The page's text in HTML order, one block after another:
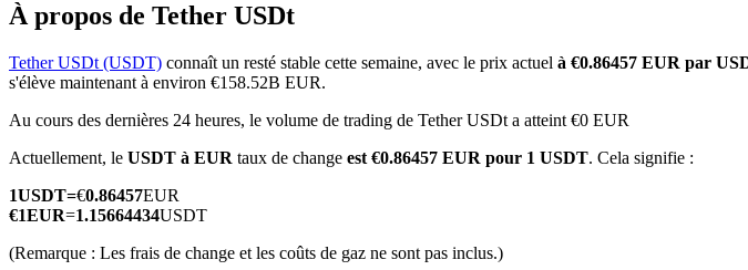
Futures COIN-M
Contrats à terme sur crypto-monnaie
À propos de Tether USDt
Tether USDt (USDT) connaît un resté stable cette semaine, avec le prix actuel à €0.86457 EUR par
s'élève maintenant à environ €158.52B EUR.
Au cours des dernières 24 heures, le volume de trading de Tether USDt a atteint €0 EUR
Actuellement, le USDT à EUR taux de change est €0.86457 EUR pour 1 USDT. Cela signifie :
1USDT=€0.86457EUR
€1EUR=1.15664434USDT
(Remarque : Les frais de change et les coûts de gaz ne sont pas inclus.)